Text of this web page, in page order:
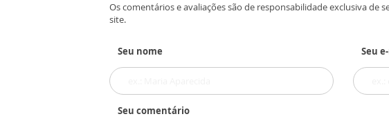
Os comentários e avaliações são de responsabilidade exclusiva de
site.
Seu nome Seu
Seu comentário